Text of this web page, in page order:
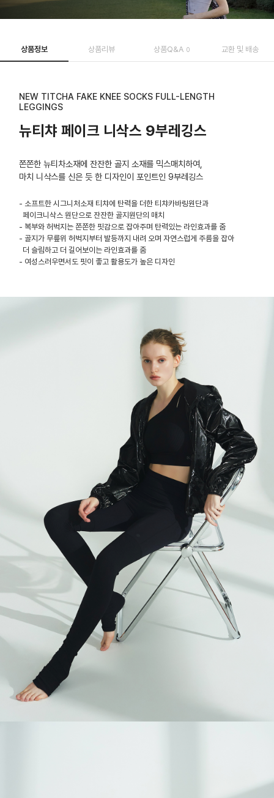
상품정보 상품리뷰 상품Q&A 0 교환 및 배송
NEW TITCHA FAKE KNEE SOCKS FULL-LENGTH
LEGGINGS
뉴티챠 페이크 니삭스 9부레깅스
쫀쫀한 뉴티차소재에 잔잔한 골지 소재를 믹스매치하여,
마치 니삭스를 신은 듯 한 디자인이 포인트인 9부레깅스
- 소프트한 시그니처소재 티챠에 탄력을 더한 티챠카바링원단과
페이크니삭스 원단으로 잔잔한 골지원단의 매치
- 복부와 허벅지는 쫀쫀한 핏감으로 잡아주며 탄력있는 라인효과를 줌
- 골지가 무릎위 허벅지부터 발등까지 내려 오며 자연스럽게 주름을 잡아
더 슬림하고 더 길어보이는 라인효과를 줌
- 여성스러우면서도 핏이 좋고 활용도가 높은 디자인